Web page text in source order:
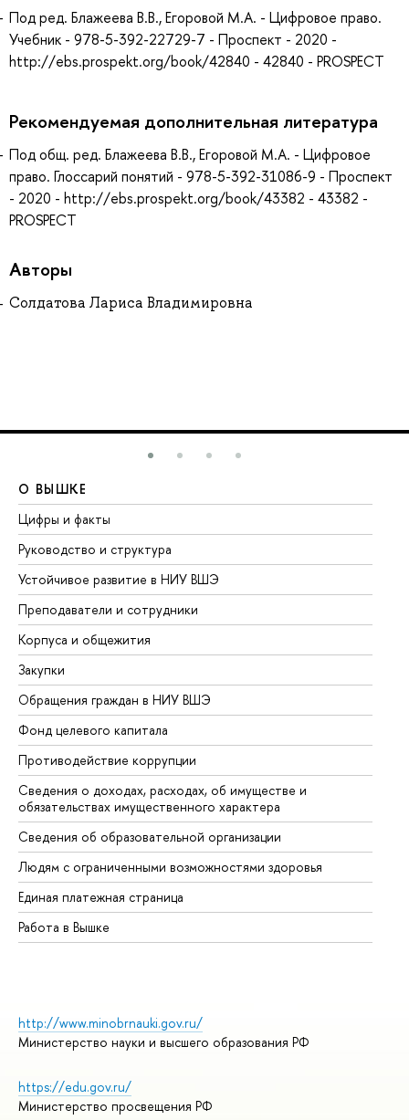
Под ред. Блажеева В.В., Егоровой М.А. - Цифровое право.
Учебник - 978-5-392-22729-7 - Проспект - 2020 -
http://ebs.prospekt.org/book/42840 - 42840 - PROSPECT
Рекомендуемая дополнительная литература
Под общ. ред. Блажеева В.В., Егоровой М.А. - Цифровое
право. Глоссарий понятий - 978-5-392-31086-9 - Проспект
- 2020 - http://ebs.prospekt.org/book/43382 - 43382 -
PROSPECT
Авторы
Солдатова Лариса Владимировна
О ВЫШКЕ
Цифры и факты
Руководство и структура
Устойчивое развитие в НИУ ВШЭ
Преподаватели и сотрудники
Корпуса и общежития
Закупки
Обращения граждан в НИУ ВШЭ
Фонд целевого капитала
Противодействие коррупции
Сведения о доходах, расходах, об имуществе и
обязательствах имущественного характера
Сведения об образовательной организации
Людям с ограниченными возможностями здоровья
Единая платежная страница
Работа в Вышке
http://www.minobrnauki.gov.ru/
Министерство науки и высшего образования РФ
https://edu.gov.ru/
Министерство просвещения РФ